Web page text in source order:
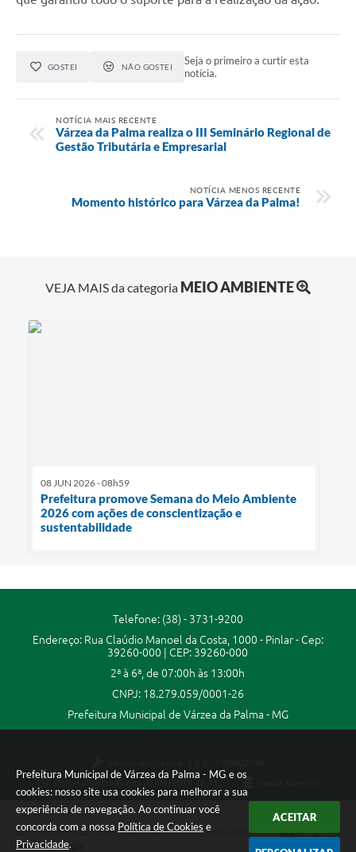
Prefeitura Municipal de Várzea da Palma - MG e os
cookies: nosso site usa cookies para melhorar a sua
experiência de navegação. Ao continuar você
concorda com a nossa Política de Cookies e
Privacidade.
ACEITAR
GOSTEI NÃO GOSTEI
Seja o primeiro a curtir esta
notícia.
NOTÍCIA MAIS RECENTE
Várzea da Palma realiza o III Seminário Regional de
Gestão Tributária e Empresarial
NOTÍCIA MENOS RECENTE
Momento histórico para Várzea da Palma!
VEJA MAIS da categoria MEIO AMBIENTE
08 JUN 2026 - 08h59
Prefeitura promove Semana do Meio Ambiente
2026 com ações de conscientização e
sustentabilidade
Telefone: (38) - 3731-9200
Endereço: Rua Claúdio Manoel da Costa, 1000 - Pinlar - Cep:
39260-000 | CEP: 39260-000
2ª à 6ª, de 07:00h às 13:00h
CNPJ: 18.279.059/0001-26
Prefeitura Municipal de Várzea da Palma - MG
Portal atualizado em:
Copyright Instar - 2006-2026. Todos os direitos reservados -
Instar Tecnologia